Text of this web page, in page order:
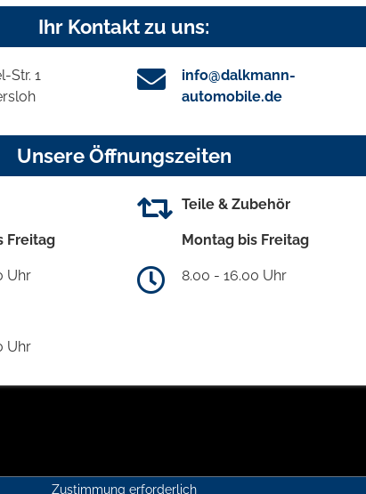
Ihr Kontakt zu uns:
Str. 1
info@dalkmann-
automobile.de
Unsere Öffnungszeiten
Freitag
Uhr
Uhr
Teile & Zubehör
Montag bis Freitag
8.00 - 16.00 Uhr
Zustimmung erforderlich